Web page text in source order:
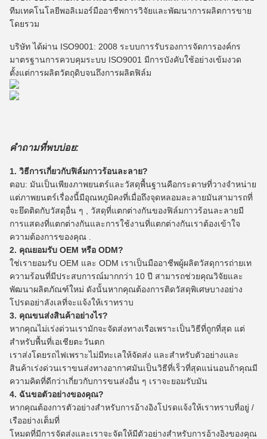
ทีมเทคโนโลยีพอลิเมอร์มืออาชีพการวิจัยและพัฒนาการผลิตการขาย
โดยรวม
บริษัท ได้ผ่าน ISO9001: 2008 ระบบการรับรองการจัดการองค์กร
มาตรฐานการควบคุมระบบ ISO9001 มีการบังคับใช้อย่างเข้มงวด
ตั้งแต่การผลิตวัตถุดิบจนถึงการผลิตฟิล์ม
คำถามที่พบบ่อย:
1. วิธีการเกี่ยวกับฟิล์มกาวร้อนละลาย?
ตอบ: มันเป็นเพียงภาพยนตร์และวัสดุพื้นฐานคือกระดาษที่วางจำหน่าย
แต่ภาพยนตร์เรื่องนี้มีอุณหภูมิคงที่เมื่อถึงจุดหลอมละลายมันสามารถที่
จะยึดติดกับวัสดุอื่น ๆ , วัสดุที่แตกต่างกันของฟิล์มกาวร้อนละลายมี
การแสดงที่แตกต่างกันและการใช้งานที่แตกต่างกันเราต้องเข้าใจ
ความต้องการของคุณ .
2. คุณยอมรับ OEM หรือ ODM?
ใช่เรายอมรับ OEM และ ODM เราเป็นมืออาชีพผู้ผลิตวัสดุการถ่ายเท
ความร้อนที่มีประสบการณ์มากกว่า 10 ปี สามารถช่วยคุณวิจัยและ
พัฒนาผลิตภัณฑ์ใหม่ ดังนั้นหากคุณต้องการติดวัสดุพิเศษบางอย่าง
โปรดอย่าลังเลที่จะแจ้งให้เราทราบ
3. คุณขนส่งสินค้าอย่างไร?
หากคุณไม่เร่งด่วนเรามักจะจัดส่งทางเรือเพราะเป็นวิธีที่ถูกที่สุด แต่
สำหรับพื้นที่เอเชียตะวันตก
เราส่งโดยรถไฟเพราะไม่มีทะเลให้จัดส่ง และสำหรับตัวอย่างและ
สินค้าเร่งด่วนเราขนส่งทางอากาศมันเป็นวิธีที่เร็วที่สุดแน่นอนถ้าคุณมี
ความคิดที่ดีกว่าเกี่ยวกับการขนส่งอื่น ๆ เราจะยอมรับมัน
4. ฉันขอตัวอย่างของคุณ?
หากคุณต้องการตัวอย่างสำหรับการอ้างอิงโปรดแจ้งให้เราทราบที่อยู่ /
เรืออย่างเต็มที่
โหมดที่มีการจัดส่งและเราจะจัดให้มีตัวอย่างสำหรับการอ้างอิงของคุณ